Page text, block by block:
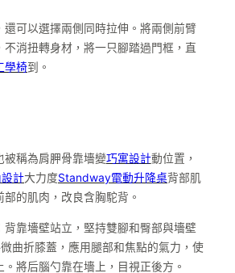
還可以選擇兩側同時拉伸。將兩側前臂
不消扭轉身材，將一只腳踏過門框，直
學椅到。
被稱為肩胛骨靠墻變巧寓設計動位置，
計大力度Standway電動升降桌背部肌
的肌肉，改良含胸駝背。
背靠墻壁站立，堅持雙腳和臀部與墻壁
曲折膝蓋，應用腿部和焦點的氣力，使
將后腦勺靠在墻上，目視正後方。